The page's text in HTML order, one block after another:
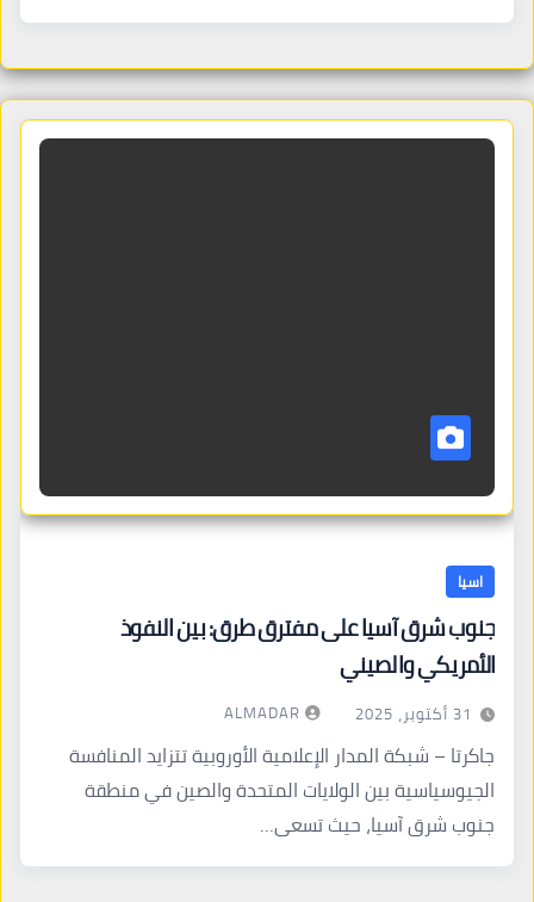
اسيا
جنوب شرق آسيا على مفترق طرق: بين النفوذ
الأمريكي والصيني
31 أكتوبر، 2025 ALMADAR
جاكرتا – شبكة المدار الإعلامية الأوروبية تتزايد المنافسة
الجيوسياسية بين الولايات المتحدة والصين في منطقة
جنوب شرق آسيا، حيث تسعى…